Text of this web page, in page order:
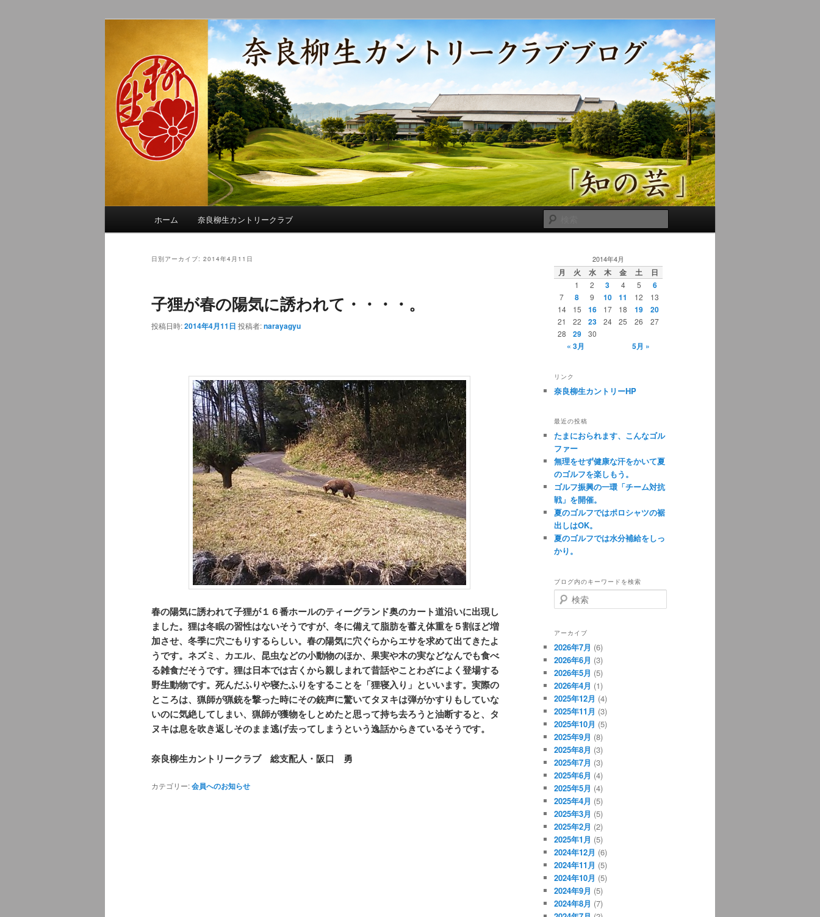
奈良柳生カントリークラブ総支配人ブログ
季節の話題、クラブの出来事、コースの改修・更新作業、ゴルフに関する随筆、喜怒哀楽などを気まぐ
れに発信します。
索
ホーム 奈良柳生カントリークラブ
日別アーカイブ: 2014年4月11日
子狸が春の陽気に誘われて・・・・。
投稿日時:2014年4月11日 投稿者:narayagyu
春の陽気に誘われて子狸が１６番ホールのティーグランド奥のカート道沿いに出現し
ました。狸は冬眠の習性はないそうですが、冬に備えて脂肪を蓄え体重を５割ほど増
加させ、冬季に穴ごもりするらしい。春の陽気に穴ぐらからエサを求めて出てきたよ
うです。ネズミ、カエル、昆虫などの小動物のほか、果実や木の実などなんでも食べ
る雑食だそうです。狸は日本では古くから親しまれて昔話やことわざによく登場する
野生動物です。死んだふりや寝たふりをすることを「狸寝入り」といいます。実際の
ところは、猟師が猟銃を撃った時にその銃声に驚いてタヌキは弾がかすりもしていな
いのに気絶してしまい、猟師が獲物をしとめたと思って持ち去ろうと油断すると、タ
ヌキは息を吹き返しそのまま逃げ去ってしまうという逸話からきているそうです。
奈良柳生カントリークラブ 総支配人・阪口 勇
カテゴリー:会員へのお知らせ
2014年4月
月 火 水 木 金 土 日
1 2 3 4 5 6
7 8 9 10 11 12
13
14
15 16 17 18 19 20
21 22 23 24 25 26
27
28
29 30
« 3月 5月 »
リンク
奈良柳生カントリーHP
最近の投稿
たまにおられます、こんなゴル
ファー
無理をせず健康な汗をかいて夏
のゴルフを楽しもう。
ゴルフ振興の一環「チーム対抗
戦」を開催。
夏のゴルフではポロシャツの裾
出しはOK。
夏のゴルフでは水分補給をしっ
かり。
ブログ内のキーワードを検索
検
索
アーカイブ
2026年7月 (6)
2026年6月 (3)
2026年5月 (5)
2026年4月 (1)
2025年12月 (4)
2025年11月 (3)
2025年10月 (5)
2025年9月 (8)
2025年8月 (3)
2025年7月 (3)
2025年6月 (4)
2025年5月 (4)
2025年4月 (5)
2025年3月 (5)
2025年2月 (2)
2025年1月 (5)
2024年12月 (6)
2024年11月 (5)
2024年10月 (5)
2024年9月 (5)
2024年8月 (7)